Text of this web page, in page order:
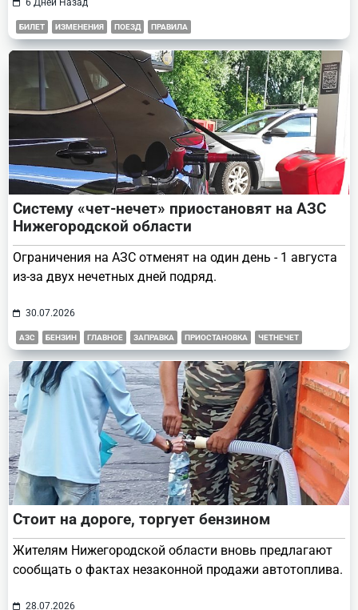
БИЛЕТ ИЗМЕНЕНИЯ ПОЕЗД ПРАВИЛА
Систему «чет-нечет» приостановят на АЗС
Нижегородской области
Ограничения на АЗС отменят на один день - 1 августа
из-за двух нечетных дней подряд.
30.07.2026
АЗС БЕНЗИН ГЛАВНОЕ ЗАПРАВКА ПРИОСТАНОВКА ЧЕТНЕЧЕТ
Стоит на дороге, торгует бензином
Жителям Нижегородской области вновь предлагают
сообщать о фактах незаконной продажи автотоплива.
28.07.2026